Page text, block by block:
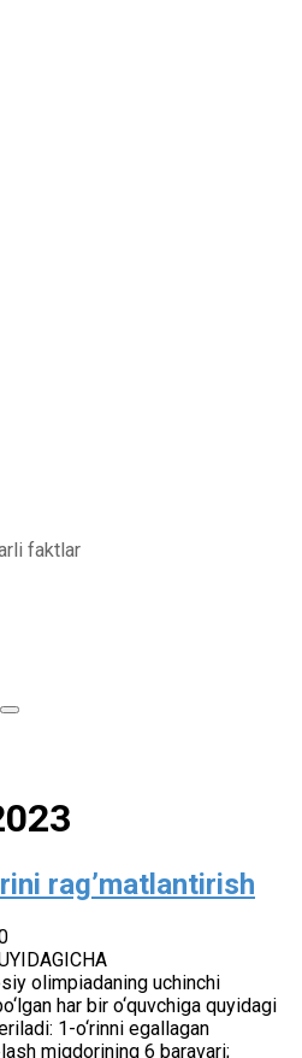
faktlar
rag’matlantirish
olimpiadaning uchinchi
har bir o‘quvchiga quyidagi
1-o‘rinni egallagan
miqdorining 6 baravari;